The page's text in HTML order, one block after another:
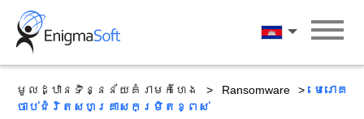
Skip
content
ភាសាខ្មែរ
មូលដ្ឋានទិន្នន័យគំរាមកំហែង Ransomware
មេរោគ​
ចាប់​ជំរិត​សហគ្រាស​កម្រិត​ខ្ពស់